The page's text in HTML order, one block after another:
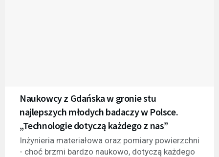
Naukowcy z Gdańska w gronie stu
najlepszych młodych badaczy w Polsce.
„Technologie dotyczą każdego z nas”
Inżynieria materiałowa oraz pomiary powierzchni
- choć brzmi bardzo naukowo, dotyczą każdego